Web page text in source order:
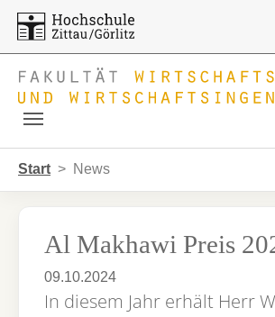
Start News
Al Makhawi Preis
09.10.2024
In diesem Jahr erhält Herr